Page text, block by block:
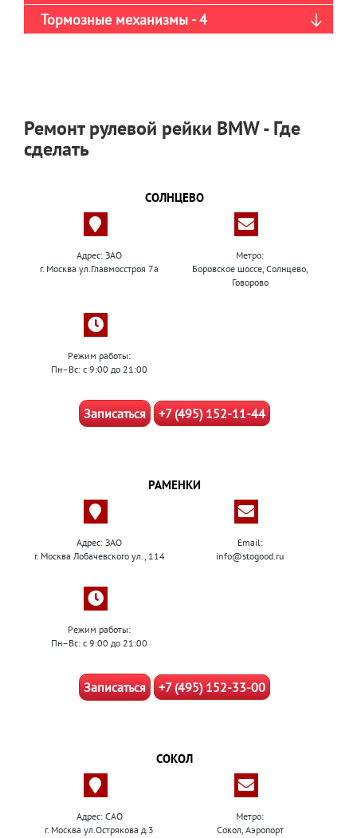
Тормозные механизмы - 4
Ремонт рулевой рейки BMW - Где
сделать
СОЛНЦЕВО
Адрес: ЗАО
г. Москва ул.Главмосстроя 7а
Метро:
Боровское шоссе, Солнцево,
Говорово
Режим работы:
Пн–Вс: с 9:00 до 21:00
Записаться +7 (495) 152-11-44
РАМЕНКИ
Адрес: ЗАО
г. Москва Лобачевского ул., 114
Email:
info@stogood.ru
Режим работы:
Пн–Вс: с 9:00 до 21:00
Записаться +7 (495) 152-33-00
СОКОЛ
Адрес: САО
г. Москва ул.Острякова д.3
Метро:
Сокол, Аэропорт